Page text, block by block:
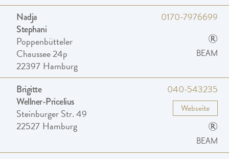
Nadja
Stephani
Poppenbütteler
Chaussee 24p
22397 Hamburg
0170-7976699
®
BEAM
Brigitte
Wellner-Pricelius
Steinburger Str. 49
22527 Hamburg
040-543235
Webseite
®
BEAM